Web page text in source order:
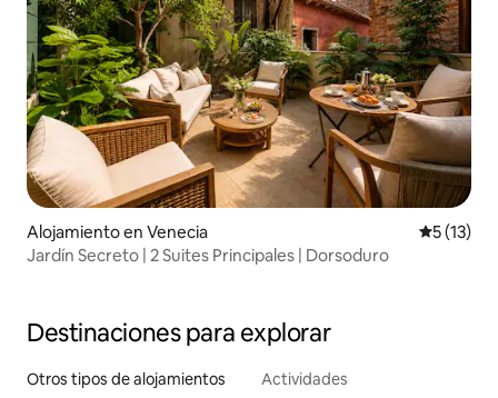
Alojamiento en Venecia
5 (13)
Jardín Secreto | 2 Suites Principales | Dorsoduro
Destinaciones para explorar
Otros tipos de alojamientos Actividades